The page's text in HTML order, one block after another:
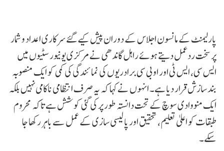
پارلیمنٹ کے مانسون اجلاس کے دوران پیش کیے گئے سرکاری اعداد و شمار
پر سخت ردعمل دیتے ہوئے راہل گاندھی نے مرکزی یونیورسٹیوں میں
ایس سی، ایس ٹی اور او بی سی برادریوں کی نمائندگی کی کمی کو ایک منصوبہ
بند سازش قرار دیا ہے۔ انہوں نے کہا کہ یہ صرف انتظامی ناکامی نہیں بلکہ
ایک منووادی سوچ کے تحت دانستہ طور پر کی گئی کوشش ہے تاکہ محروم
طبقات کو اعلیٰ تعلیم، تحقیق اور پالیسی سازی کے عمل سے باہر رکھا جا
سکے۔